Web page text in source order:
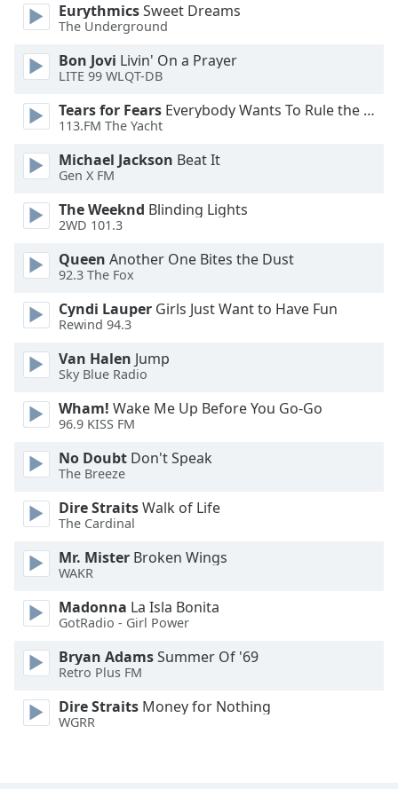
dialog
window.
Escape
cancel
and
close
Text
Color
Opacity
Text
Background
Caption
Color
Opacity
Font
Size
Text
EurythmicsSweet Dreams
The Underground
Bon Jovi Livin' On a Prayer
LITE 99 WLQT-DB
Tears for Fears Everybody Wants To Rule the World
113.FM The Yacht
Michael Jackson Beat It
Gen X FM
The Weeknd Blinding Lights
2WD 101.3
Queen Another One Bites the Dust
92.3 The Fox
Cyndi Lauper Girls Just Want to Have Fun
Rewind 94.3
Van Halen Jump
Sky Blue Radio
Wham! Wake Me Up Before You Go-Go
96.9 KISS FM
No Doubt Don't Speak
The Breeze
Dire StraitsWalk of Life
The Cardinal
Mr. Mister Broken Wings
WAKR
Madonna La Isla Bonita
GotRadio - Girl Power
Bryan AdamsSummer Of '69
Retro Plus FM
Dire Straits Money for Nothing
WGRR